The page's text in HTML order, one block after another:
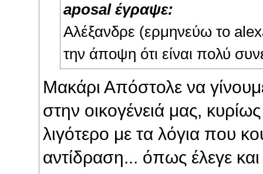
aposal έγραψε:
Αλέξανδρε (ερμηνεύω το
την άποψη ότι είναι πολύ
Μακάρι Απόστολε να
στην οικογένειά μας,
λιγότερο με τα λόγια που
αντίδραση... όπως έλεγε